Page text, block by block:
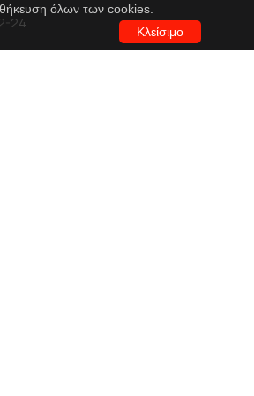
όλων των cookies.
Κλείσιμο
24